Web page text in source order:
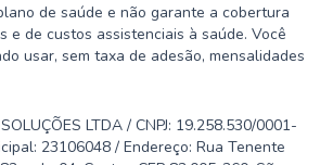
de saúde e não garante a cobertura
e de custos assistenciais à saúde. Você
usar, sem taxa de adesão, mensalidades
LTDA / CNPJ: 19.258.530/0001-
23106048 / Endereço: Rua Tenente